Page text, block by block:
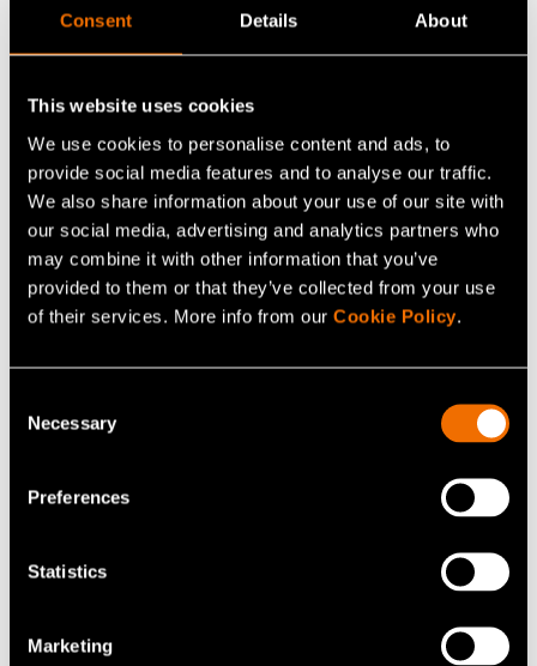
Consent Details About
This website uses cookies
We use cookies to personalise content and ads, to
provide social media features and to analyse our traffic.
We also share information about your use of our site with
our social media, advertising and analytics partners who
may combine it with other information that you’ve
provided to them or that they’ve collected from your use
of their services. More info from our Cookie Policy.
Selection
Necessary
Preferences
Statistics
Marketing
Lisää uutisia ja tarinoita
Blogit
viisaudesta tulevaisuuden ruoaksi